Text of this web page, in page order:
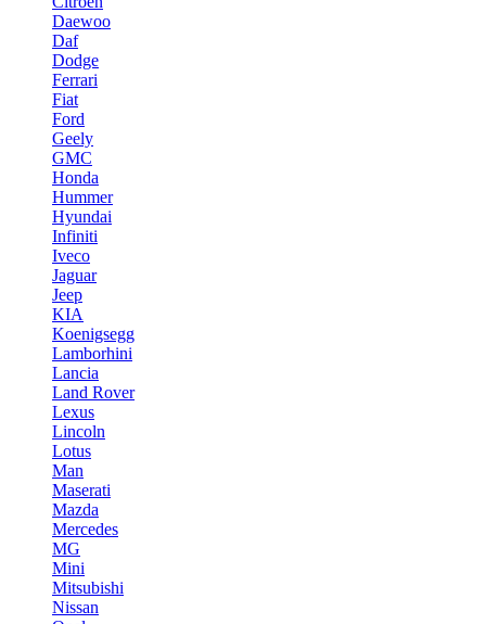
Daewoo
Daf
Dodge
Ferrari
Fiat
Ford
Geely
GMC
Honda
Hummer
Hyundai
Infiniti
Iveco
Jaguar
Jeep
KIA
Koenigsegg
Lamborhini
Lancia
Land Rover
Lexus
Lincoln
Lotus
Man
Maserati
Mazda
Mercedes
MG
Mini
Mitsubishi
Nissan